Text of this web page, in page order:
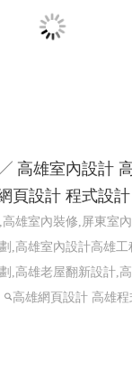
高雄室內設計
頁設計 程式設計
雄室內裝修,屏東室
,高雄室內設計高雄工
,高雄老屋翻新設計,
高雄網頁設計 高雄